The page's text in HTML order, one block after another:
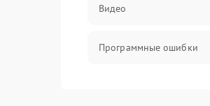
Видео
Программные ошибки